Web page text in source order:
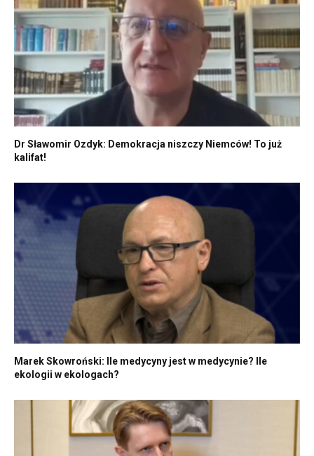
Dr Sławomir Ozdyk: Demokracja niszczy Niemców! To już
kalifat!
Marek Skowroński: Ile medycyny jest w medycynie? Ile
ekologii w ekologach?